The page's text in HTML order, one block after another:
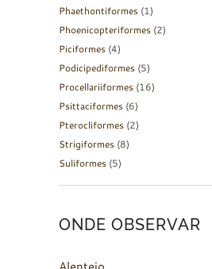
Phaethontiformes (1)
Phoenicopteriformes (2)
Piciformes (4)
Podicipediformes (5)
Procellariiformes (16)
Psittaciformes (6)
Pterocliformes (2)
Strigiformes (8)
Suliformes (5)
ONDE OBSERVAR